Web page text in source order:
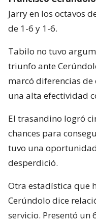
Jarry en los octavos
de 1-6 y 1-6.
Tabilo no tuvo
triunfo ante
marcó diferencias
una alta efectividad
El trasandino logró
chances para
tuvo una
desperdició.
Otra estadística que
Cerúndolo dice
servicio. Presentó un